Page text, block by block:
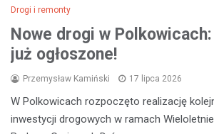
Drogi i remonty
Nowe drogi w
już ogłoszone!
Przemysław Kamiński 17 lipca 2026
W Polkowicach rozpoczęto realizację
inwestycji drogowych w ramach